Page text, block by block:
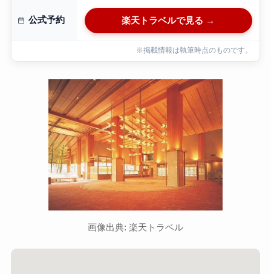
公式予約 楽天トラベルで見る →
※掲載情報は執筆時点のものです。
画像出典: 楽天トラベル